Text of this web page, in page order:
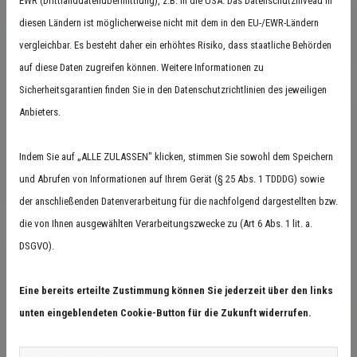
ausführlich. Arbeiten werden fachmännisch sowie
wunschgemäß ausgeführt. So ist es nicht zwingend
erforderlich, eine technisch veraltete Heizungsanlage
vollständig austauschen zu müssen. Es können entsprechende
fachgerechte Modernisierungsmaßnahmen und angepasste
Einstellungen vorgenommen werden. So wird das effiziente
gleichzeitig auch die Heizungskosten senken lassen.
Zudem beraten wir Sie individuell und ausführlich dazu,
welche Heizung am besten zu Ihnen und Ihrem Gebäude
passt. Wir stellen Ihnen alle Möglichkeiten vor und informieren
Menge Geld sparen können.
diesen Ländern ist möglicherweise nicht mit dem in den EU-/EWR-Ländern
vergleichbar. Es besteht daher ein erhöhtes Risiko, dass staatliche Behörden
auf diese Daten zugreifen können. Weitere Informationen zu
Sicherheitsgarantien finden Sie in den Datenschutzrichtlinien des jeweiligen
Anbieters.
Indem Sie auf „ALLE ZULASSEN" klicken, stimmen Sie sowohl dem Speichern
und Abrufen von Informationen auf Ihrem Gerät (§ 25 Abs. 1 TDDDG) sowie
der anschließenden Datenverarbeitung für die nachfolgend dargestellten bzw.
die von Ihnen ausgewählten Verarbeitungszwecke zu (Art 6 Abs. 1 lit. a.
DSGVO).
Eine bereits erteilte Zustimmung können Sie jederzeit über den links
unten eingeblendeten Cookie-Button für die Zukunft widerrufen.